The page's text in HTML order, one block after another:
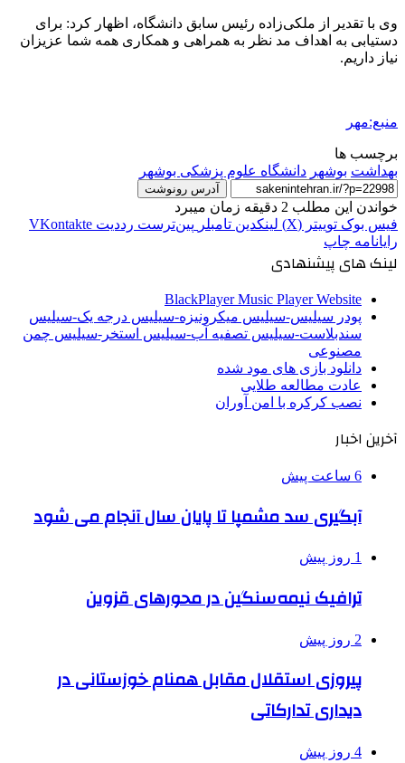
وی با تقدیر از ملکی‌زاده رئیس سابق دانشگاه، اظهار کرد: برای
دستیابی به اهداف مد نظر به همراهی و همکاری همه شما عزیزان
نیاز داریم.
منبع:مهر
برچسب ها
بهداشت بوشهر دانشگاه علوم پزشکی بوشهر
آدرس رونوشت
خواندن این مطلب 2 دقیقه زمان میبرد
فیس بوک توییتر (X) لینکدین ‫تامبلر ‫پین‌ترست ‫رددیت ‫VKontakte
رایانامه چاپ
لینک های پیشنهادی
BlackPlayer Music Player Website
پودر سیلیس-سیلیس میکرونیزه-سیلیس درجه یک-سیلیس
سندبلاست-سیلیس تصفیه آب-سیلیس استخر-سیلیس چمن
مصنوعی
دانلود بازی های مود شده
عادت مطالعه طلایی
نصب کرکره با امن آوران
آخرین اخبار
6 ساعت پیش
آبگیری سد مشمپا تا پایان سال آنجام می شود
1 روز پیش
ترافیک نیمه‌سنگین در محورهای قزوین
2 روز پیش
پیروزی استقلال مقابل همنام خوزستانی در
دیداری تدارکاتی
4 روز پیش